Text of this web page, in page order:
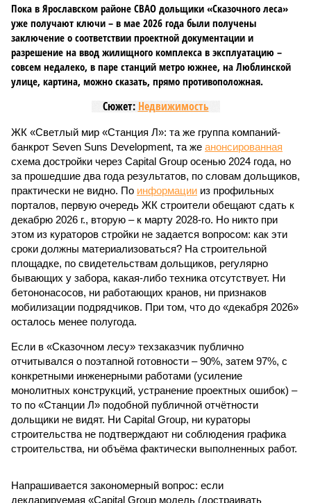
Пока в Ярославском районе СВАО дольщики «Сказочного леса»
уже получают ключи – в мае 2026 года были получены
заключение о соответствии проектной документации и
разрешение на ввод жилищного комплекса в эксплуатацию –
совсем недалеко, в паре станций метро южнее, на Люблинской
улице, картина, можно сказать, прямо противоположная.
Сюжет: Недвижимость
ЖК «Светлый мир «Станция Л»: та же группа компаний-
банкрот Seven Suns Development, та же анонсированная
схема достройки через Capital Group осенью 2024 года, но
за прошедшие два года результатов, по словам дольщиков,
практически не видно. По информации из профильных
порталов, первую очередь ЖК строители обещают сдать к
декабрю 2026 г., вторую – к марту 2028-го. Но никто при
этом из кураторов стройки не задается вопросом: как эти
сроки должны материализоваться? На строительной
площадке, по свидетельствам дольщиков, регулярно
бывающих у забора, какая-либо техника отсутствует. Ни
бетононасосов, ни работающих кранов, ни признаков
мобилизации подрядчиков. При том, что до «декабря 2026»
осталось менее полугода.
Если в «Сказочном лесу» техзаказчик публично
отчитывался о поэтапной готовности – 90%, затем 97%, с
конкретными инженерными работами (усиление
монолитных конструкций, устранение проектных ошибок) –
то по «Станции Л» подобной публичной отчётности
дольщики не видят. Ни Capital Group, ни кураторы
строительства не подтверждают ни соблюдения графика
строительства, ни объёма фактически выполненных работ.
Напрашивается закономерный вопрос: если
декларируемая «Capital Group модель (достраивать